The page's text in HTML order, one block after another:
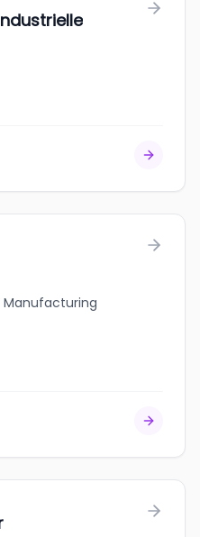
Manufacturing